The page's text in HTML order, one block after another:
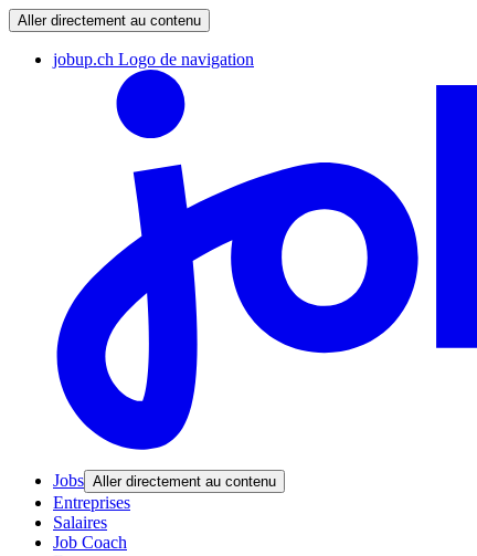
Aller directement au contenu
jobup.ch Logo de navigation
Jobs Aller directement au contenu
Entreprises
Salaires
Job Coach